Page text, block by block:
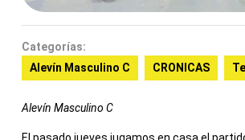
Categorías:
Alevín Masculino C
CRONICAS
Alevín Masculino C